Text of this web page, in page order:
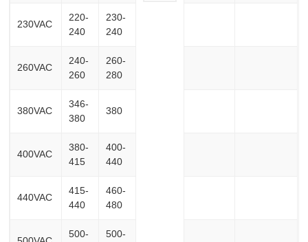
230VAC
220-
240
230-
240
260VAC
240-
260
260-
280
380VAC
346-
380
380
400VAC
380-
415
400-
440
440VAC
415-
440
460-
480
500-
500-